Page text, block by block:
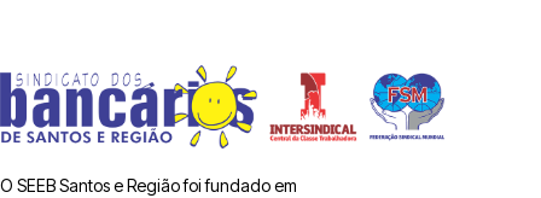
O SEEB Santos e Região foi fundado em